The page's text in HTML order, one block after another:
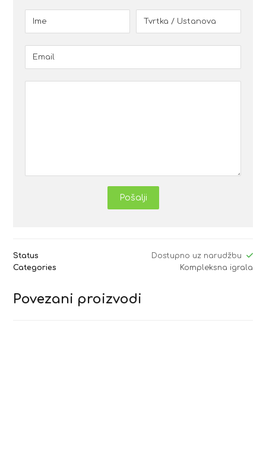
Pošalji
Status
Dostupno uz narudžbu
Categories
Kompleksna igrala
Povezani proizvodi